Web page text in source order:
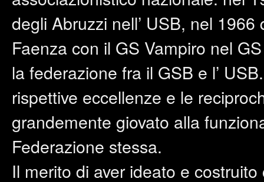
degli Abruzzi nell’ USB, nel
Faenza con il GS Vampiro nel
la federazione fra il GSB e l’
rispettive eccellenze e le
grandemente giovato alla
Federazione stessa.
Il merito di aver ideato e